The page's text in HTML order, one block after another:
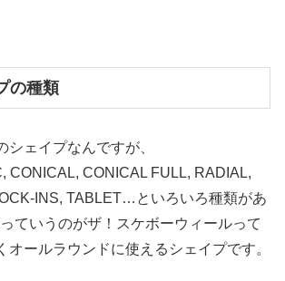
の種類
シェイプなんですが、
CONICAL, CONICAL FULL, RADIAL,
INS, TABLET…といろいろ種類があ
ていうのがザ！スケボーウィールって
オールラウンドに使えるシェイプです。